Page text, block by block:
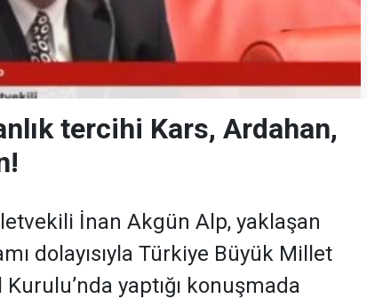
tercihi Kars, Ardahan,
İnan Akgün Alp, yaklaşan
dolayısıyla Türkiye Büyük Millet
yaptığı konuşmada